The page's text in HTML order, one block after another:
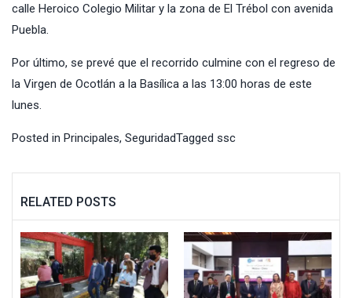
calle Heroico Colegio Militar y la zona de El Trébol con avenida
Puebla.
Por último, se prevé que el recorrido culmine con el regreso de
la Virgen de Ocotlán a la Basílica a las 13:00 horas de este
lunes.
Posted in Principales, SeguridadTagged ssc
RELATED POSTS